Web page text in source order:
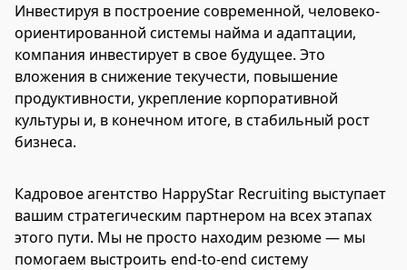
Инвестируя в построение современной, человеко-
ориентированной системы найма и адаптации,
компания инвестирует в свое будущее. Это
вложения в снижение текучести, повышение
продуктивности, укрепление корпоративной
культуры и, в конечном итоге, в стабильный рост
бизнеса.
Кадровое агентство HappyStar Recruiting выступает
вашим стратегическим партнером на всех этапах
этого пути. Мы не просто находим резюме — мы
помогаем выстроить end-to-end систему